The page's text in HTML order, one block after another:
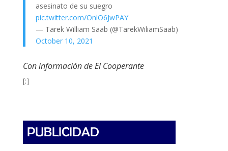
asesinato de su suegro
pic.twitter.com/OnlO6JwPAY
— Tarek William Saab (@TarekWiliamSaab)
October 10, 2021
Con información de El Cooperante
[:]